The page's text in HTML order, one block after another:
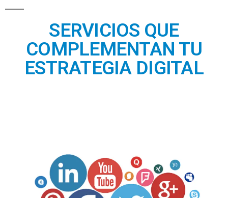
SERVICIOS QUE
COMPLEMENTAN TU
ESTRATEGIA DIGITAL